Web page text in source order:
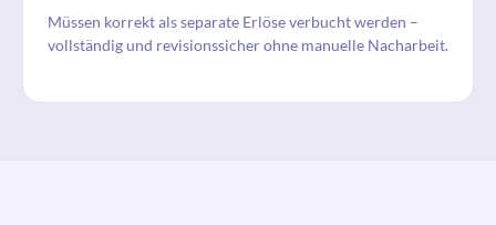
Müssen korrekt als separate Erlöse verbucht werden –
vollständig und revisionssicher ohne manuelle Nacharbeit.